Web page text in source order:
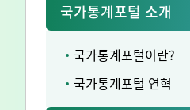
국가통계포털 소개
국가통계포털이란?
국가통계포털 연혁